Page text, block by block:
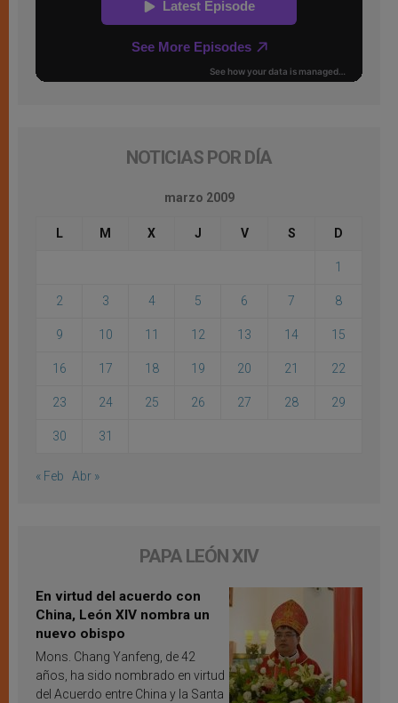
NOTICIAS POR DÍA
marzo 2009
L M X J V S D
1
2 3 4 5 6 7 8
9 10 11 12 13 14 15
16 17 18 19 20 21 22
23 24 25 26 27 28 29
30 31
« Feb Abr »
PAPA LEÓN XIV
En virtud del acuerdo con
China, León XIV nombra un
nuevo obispo
Mons. Chang Yanfeng, de 42
años, ha sido nombrado en virtud
del Acuerdo entre China y la Santa